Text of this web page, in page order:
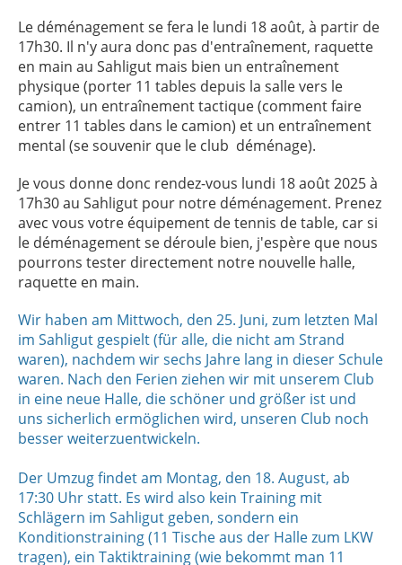
Le déménagement se fera le lundi 18 août, à partir de
17h30. Il n'y aura donc pas d'entraînement, raquette
en main au Sahligut mais bien un entraînement
physique (porter 11 tables depuis la salle vers le
camion), un entraînement tactique (comment faire
entrer 11 tables dans le camion) et un entraînement
mental (se souvenir que le club déménage).
Je vous donne donc rendez-vous lundi 18 août 2025 à
17h30 au Sahligut pour notre déménagement. Prenez
avec vous votre équipement de tennis de table, car si
le déménagement se déroule bien, j'espère que nous
pourrons tester directement notre nouvelle halle,
raquette en main.
Wir haben am Mittwoch, den 25. Juni, zum letzten Mal
im Sahligut gespielt (für alle, die nicht am Strand
waren), nachdem wir sechs Jahre lang in dieser Schule
waren. Nach den Ferien ziehen wir mit unserem Club
in eine neue Halle, die schöner und größer ist und
uns sicherlich ermöglichen wird, unseren Club noch
besser weiterzuentwickeln.
Der Umzug findet am Montag, den 18. August, ab
17:30 Uhr statt. Es wird also kein Training mit
Schlägern im Sahligut geben, sondern ein
Konditionstraining (11 Tische aus der Halle zum LKW
tragen), ein Taktiktraining (wie bekommt man 11